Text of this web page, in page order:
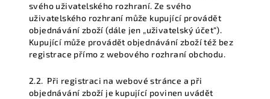
svého uživatelského rozhraní. Ze svého
uživatelského rozhraní může kupující provádět
objednávání zboží (dále jen „uživatelský účet“).
Kupující může provádět objednávání zboží též bez
registrace přímo z webového rozhraní obchodu.
2.2. Při registraci na webové stránce a při
objednávání zboží je kupující povinen uvádět